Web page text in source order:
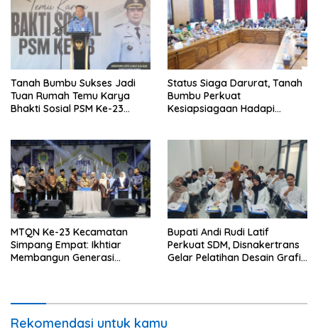
Tanah Bumbu Sukses Jadi
Tuan Rumah Temu Karya
Bhakti Sosial PSM Ke-23
Status Siaga Darurat, Tanah
Bumbu Perkuat
Kesiapsiagaan Hadapi
MTQN Ke-23 Kecamatan
Simpang Empat: Ikhtiar
Membangun Generasi
Bupati Andi Rudi Latif
Perkuat SDM, Disnakertrans
Gelar Pelatihan Desain Grafis
Rekomendasi untuk kamu